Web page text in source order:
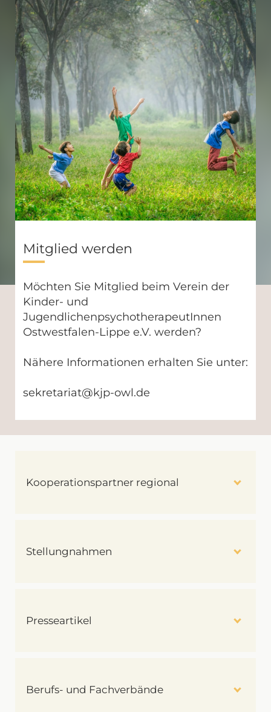
Mitglied werden
Möchten Sie Mitglied beim Verein der
Kinder- und
JugendlichenpsychotherapeutInnen
Ostwestfalen-Lippe e.V. werden?
Nähere Informationen erhalten Sie unter:
sekretariat@kjp-owl.de
Kooperationspartner regional
Stellungnahmen
Presseartikel
Berufs- und Fachverbände